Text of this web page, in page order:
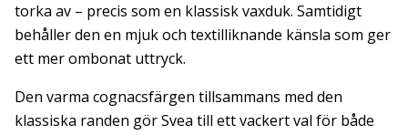
torka av – precis som en klassisk vaxduk. Samtidigt
behåller den en mjuk och textilliknande känsla som ger
ett mer ombonat uttryck.
Den varma cognacsfärgen tillsammans med den
klassiska randen gör Svea till ett vackert val för både